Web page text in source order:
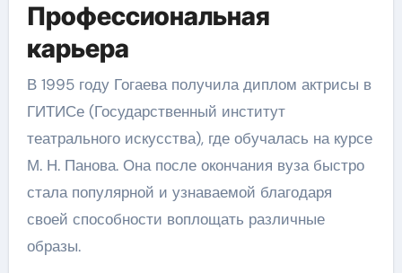
Профессиональная
карьера
В 1995 году Гогаева получила диплом актрисы в
ГИТИСе (Государственный институт
театрального искусства), где обучалась на курсе
М. Н. Панова. Она после окончания вуза быстро
стала популярной и узнаваемой благодаря
своей способности воплощать различные
образы.